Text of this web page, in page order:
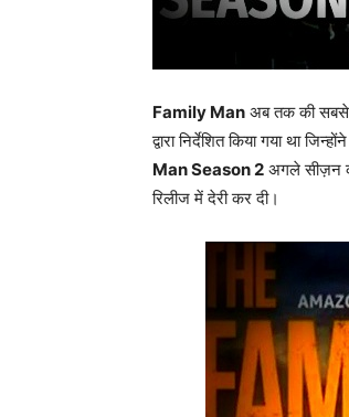
Family Man अब तक की सबसे
द्वारा निर्देशित किया गया था
Man Season 2 अगले सीज़न
रिलीज में देरी कर दी।